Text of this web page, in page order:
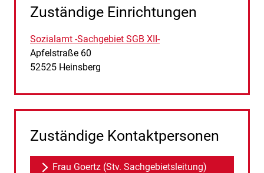
Zuständige Einrichtungen
Sozialamt -Sachgebiet SGB XII-
Straße:
Apfelstraße Hausnummer:
60
PLZ:
52525 Ort:
Heinsberg
Zuständige Kontaktpersonen
Frau Goertz (Stv. Sachgebietsleitung)